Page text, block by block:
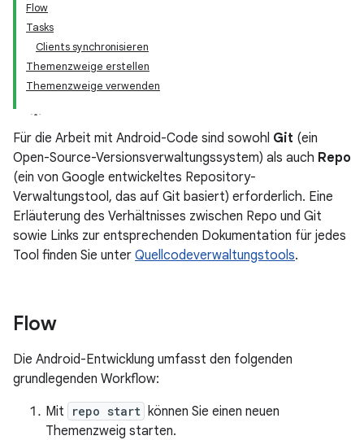
Flow
Tasks
Clients synchronisieren
Themenzweige erstellen
Themenzweige verwenden
Für die Arbeit mit Android-Code sind sowohl Git (ein
Open-Source-Versionsverwaltungssystem) als auch Repo
(ein von Google entwickeltes Repository-
Verwaltungstool, das auf Git basiert) erforderlich. Eine
Erläuterung des Verhältnisses zwischen Repo und Git
sowie Links zur entsprechenden Dokumentation für jedes
Tool finden Sie unter Quellcodeverwaltungstools.
Flow
Die Android-Entwicklung umfasst den folgenden
grundlegenden Workflow:
Mit
repo start können Sie einen neuen
Themenzweig starten.